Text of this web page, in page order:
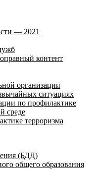
— 2021
контент
организации
ситуациях
по профилактике
среде
терроризма
(БДД)
общего образования